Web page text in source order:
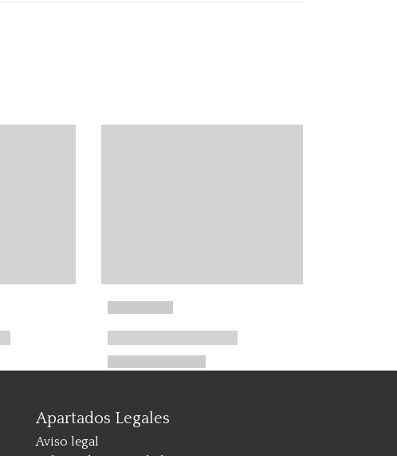
Apartados Legales
Aviso legal